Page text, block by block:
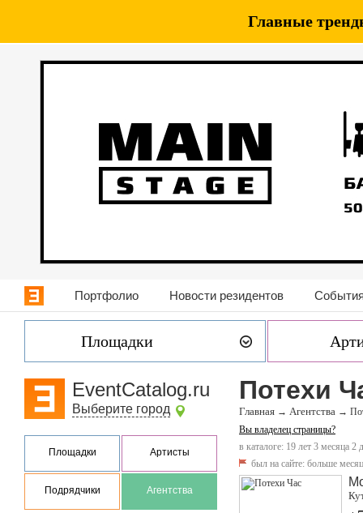
Главные
Портфолио Новости резидентов
Площадки
EventCatalog.ru
Выберите город
Площадки Артисты
Подрядчики Агентства
Потехи
Главная → Агентства →
Вы владелец страницы?
в каталоге: 19 лет 3 месяца 2
был на сайте: больше